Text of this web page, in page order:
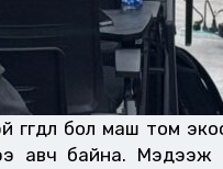
бол маш том
авч байна.